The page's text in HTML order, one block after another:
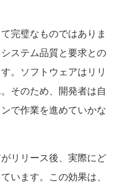
完璧なものではありま
ステム品質と要求との
。ソフトウェアはリリ
そのため、開発者は自
で作業を進めていかな
リリース後、実際にど
います。この効果は、